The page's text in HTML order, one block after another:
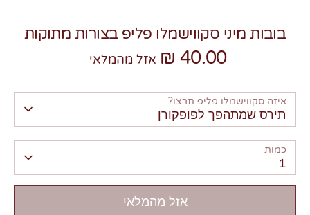
בובות מיני סקווישמלו פליפ בצורות מתוקות
40.00 ₪ אזל מהמלאי
איזה סקווישמלו פליפ תרצו?
תירס שמתהפך לפופקורן
כמות
1
אזל מהמלאי